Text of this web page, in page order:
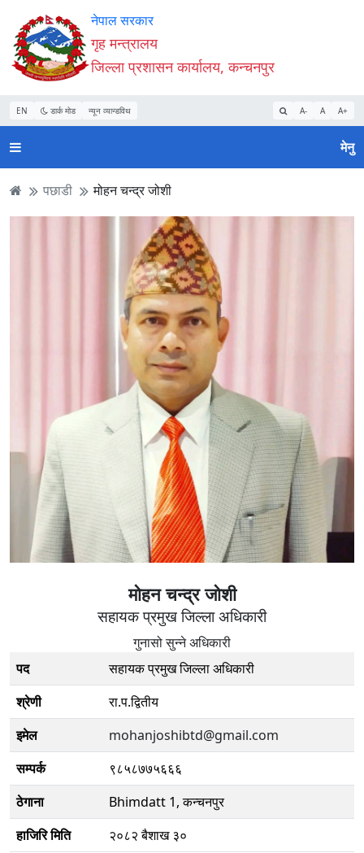
Accessibility
Mode
सुरु
गर्नुहोस्
सामाग्री
पढ्नुहाेस्
नेभिगेसन
पढ्नुहाेस्
वेबसाइट
खोजमा
जानुहोस्
नेपाल सरकार
गृह मन्त्रालय
जिल्ला प्रशासन कार्यालय, कन्चनपुर
EN डार्क मोड न्यून व्यान्डविथ A- A A+
मेनु
पछाडी मोहन चन्द्र जोशी
मोहन चन्द्र जोशी
सहायक प्रमुख जिल्ला अधिकारी
गुनासो सुन्ने अधिकारी
पद
सहायक प्रमुख जिल्ला अधिकारी
श्रेणी
रा.प.द्वितीय
इमेल
mohanjoshibtd@gmail.com
सम्पर्क
९८५८७७५६६६
ठेगाना
Bhimdatt 1, कन्चनपुर
हाजिरि मिति
२०८२ बैशाख ३०